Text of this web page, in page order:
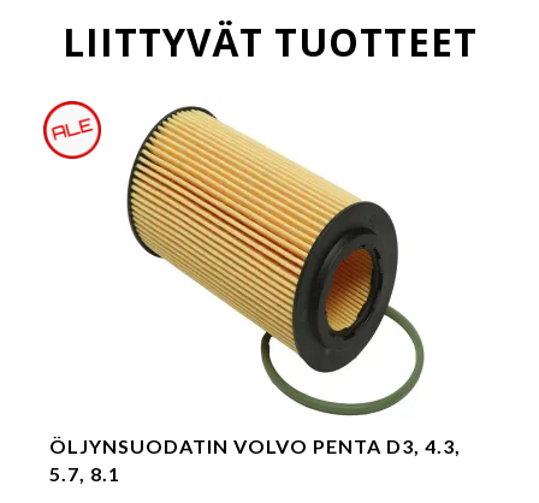
LIITTYVÄT TUOTTEET
ÖLJYNSUODATIN VOLVO PENTA D3, 4.3,
5.7, 8.1